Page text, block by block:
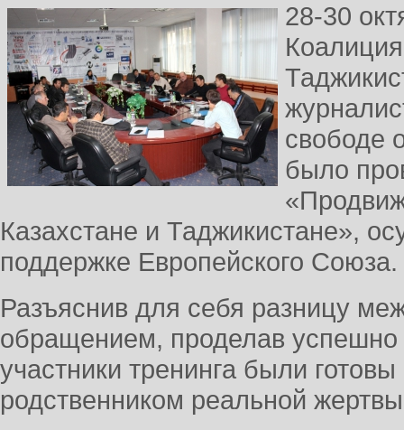
28-30
свободе
было
Казахстане и Таджикистане»,
поддержке Европейского Союза.
Разъяснив для себя разницу
обращением, проделав успешно
участники тренинга были готовы
родственником реальной